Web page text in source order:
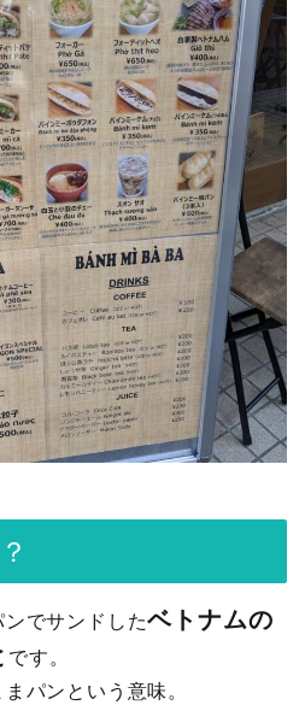
でサンドしたベトナムの
です。
パンという意味。